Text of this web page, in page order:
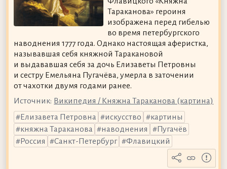
Тараканова» героиня
изображена перед гибелью
во время петербургского
наводнения 1777 года. Однако настоящая аферистка,
называвшая себя княжной Таракановой
и выдававшая себя за дочь Елизаветы Петровны
и сестру Емельяна Пугачёва, умерла в заточении
от чахотки двумя годами ранее.
Источник: Википедия / Княжна Тараканова (картина)
Елизавета Петровна
искусство
картины
княжна Тараканова
наводнения
Пугачёв
Россия
Санкт-Петербург Флавицкий